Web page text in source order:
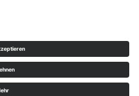
Anmelden